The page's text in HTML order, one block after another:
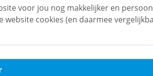
vb&t Verhuurmakelaars
voor jou nog makkelijker en
website cookies (en daarmee